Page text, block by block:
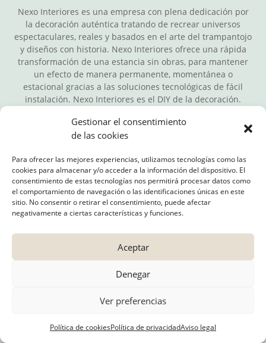
Gestionar el consentimiento
de las cookies
Para ofrecer las mejores experiencias, utilizamos tecnologías como las
cookies para almacenar y/o acceder a la información del dispositivo. El
consentimiento de estas tecnologías nos permitirá procesar datos como
el comportamiento de navegación o las identificaciones únicas en este
sitio. No consentir o retirar el consentimiento, puede afectar
negativamente a ciertas características y funciones.
Aceptar
Denegar
Ver preferencias
Política de cookiesPolítica de privacidadAviso legal
Nexo Interiores es una empresa con plena dedicación por
la decoración auténtica tratando de recrear universos
espectaculares, reales y basados en el arte del trampantojo
y diseños con historia. Nexo Interiores ofrece una rápida
transformación de una estancia sin obras, para mantener
un efecto de manera permanente, momentánea o
estacional gracias a las soluciones tecnológicas de fácil
instalación. Nexo Interiores es el DIY de la decoración.
Cuenta
Contacto